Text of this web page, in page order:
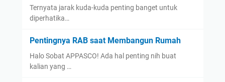
Ternyata jarak kuda-kuda penting banget untuk
diperhatika…
Pentingnya RAB saat Membangun Rumah
Halo Sobat APPASCO! Ada hal penting nih buat
kalian yang …